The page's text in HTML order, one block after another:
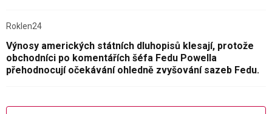
Roklen24
Výnosy amerických státních dluhopisů klesají, protože
obchodníci po komentářích šéfa Fedu Powella
přehodnocují očekávání ohledně zvyšování sazeb Fedu.